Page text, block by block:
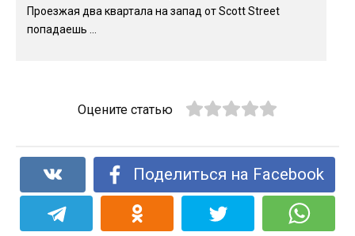
Проезжая два квартала на запад от Scott Street
попадаешь ...
Оцените статью
Поделиться на Facebook